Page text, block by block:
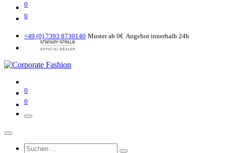
0
0
+49 (0) 7393 8730140 Muster ab 0€ Angebot innerhalb 24h
0
0